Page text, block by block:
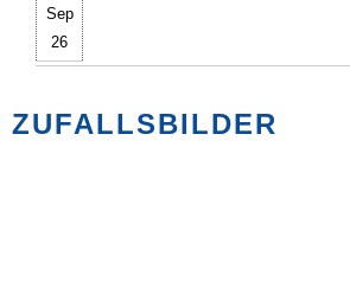
Sep
26
ZUFALLSBILDER